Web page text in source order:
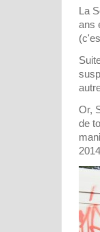
La
ans
Or,
de